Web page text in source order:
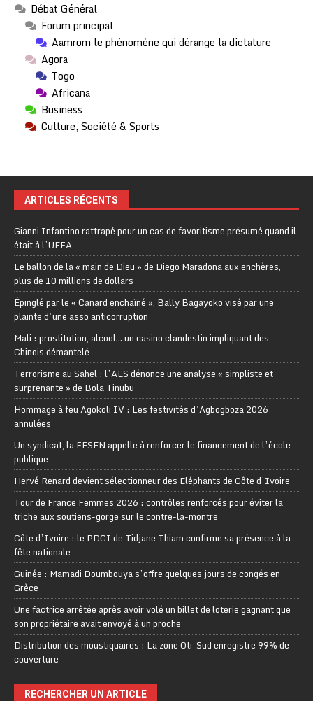
Débat Général
Forum principal
Aamrom le phénomène qui dérange la dictature
Agora
Togo
Africana
Business
Culture, Société & Sports
ARTICLES RÉCENTS
Gianni Infantino rattrapé pour un cas de favoritisme présumé quand il
était à l’UEFA
Le ballon de la « main de Dieu » de Diego Maradona aux enchères,
plus de 10 millions de dollars
Épinglé par le « Canard enchaîné », Bally Bagayoko visé par une
plainte d’une asso anticorruption
Mali : prostitution, alcool… un casino clandestin impliquant des
Chinois démantelé
Terrorisme au Sahel : l’AES dénonce une analyse « simpliste et
surprenante » de Bola Tinubu
Hommage à feu Agokoli IV : Les festivités d’Agbogboza 2026
annulées
Un syndicat, la FESEN appelle à renforcer le financement de l’école
publique
Hervé Renard devient sélectionneur des Eléphants de Côte d’Ivoire
Tour de France Femmes 2026 : contrôles renforcés pour éviter la
triche aux soutiens-gorge sur le contre-la-montre
Côte d’Ivoire : le PDCI de Tidjane Thiam confirme sa présence à la
fête nationale
Guinée : Mamadi Doumbouya s’offre quelques jours de congés en
Grèce
Une factrice arrêtée après avoir volé un billet de loterie gagnant que
son propriétaire avait envoyé à un proche
Distribution des moustiquaires : La zone Oti-Sud enregistre 99% de
couverture
RECHERCHER UN ARTICLE